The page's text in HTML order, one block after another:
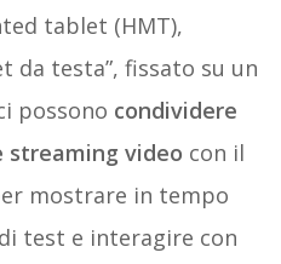
tablet (HMT),
da testa”, fissato su un
possono condividere
streaming video con il
mostrare in tempo
test e interagire con